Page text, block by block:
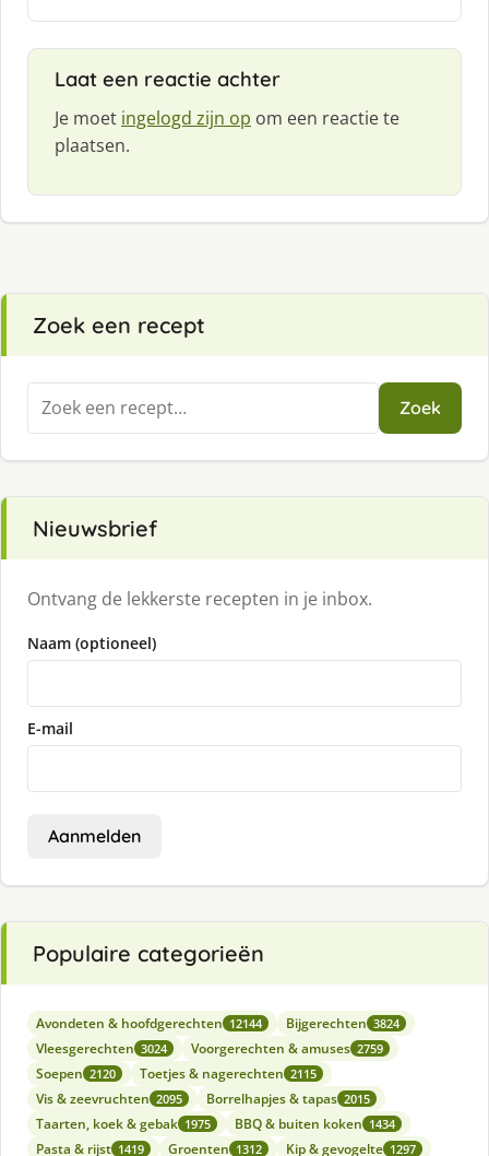
Laat een reactie achter
Je moet ingelogd zijn op om een reactie te
plaatsen.
Zoek een recept
Zoeken
naar:
Zoek
Nieuwsbrief
Ontvang de lekkerste recepten in je inbox.
Naam (optioneel)
E-mail
Aanmelden
Populaire categorieën
Avondeten & hoofdgerechten 12144 Bijgerechten 3824
Vleesgerechten 3024 Voorgerechten & amuses 2759
Soepen 2120 Toetjes & nagerechten 2115
Vis & zeevruchten 2095 Borrelhapjes & tapas 2015
Taarten, koek & gebak 1975 BBQ & buiten koken 1434
Pasta & rijst 1419 Groenten 1312 Kip & gevogelte 1297